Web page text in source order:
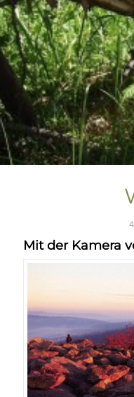
Mit der Kamera